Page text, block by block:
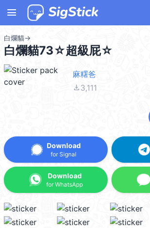
menu
白爛貓→
白爛貓73☆超級屁☆
麻糬爸
file_download3,111
Download
for Signal
Download
for WhatsApp